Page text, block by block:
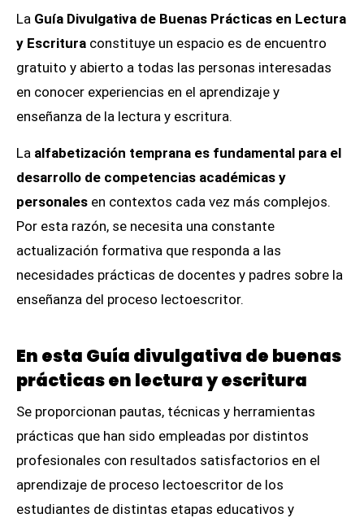
La Guía Divulgativa de Buenas Prácticas en Lectura
y Escritura constituye un espacio es de encuentro
gratuito y abierto a todas las personas interesadas
en conocer experiencias en el aprendizaje y
enseñanza de la lectura y escritura.
La alfabetización temprana es fundamental para el
desarrollo de competencias académicas y
personales en contextos cada vez más complejos.
Por esta razón, se necesita una constante
actualización formativa que responda a las
necesidades prácticas de docentes y padres sobre la
enseñanza del proceso lectoescritor.
En esta Guía divulgativa de buenas
prácticas en lectura y escritura
Se proporcionan pautas, técnicas y herramientas
prácticas que han sido empleadas por distintos
profesionales con resultados satisfactorios en el
aprendizaje de proceso lectoescritor de los
estudiantes de distintas etapas educativos y